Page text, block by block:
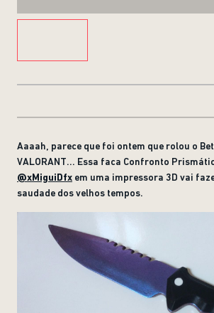
Aaaah, parece que foi ontem que rolou o
VALORANT... Essa faca Confronto
@xMiguiDfx em uma impressora 3D vai
saudade dos velhos tempos.